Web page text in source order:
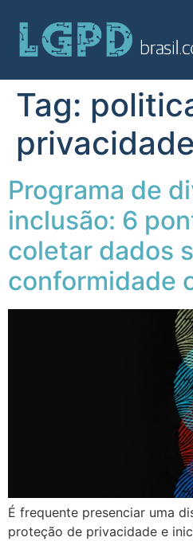
Tag:
privacidade
Programa de
inclusão: 6
coletar dados
conformidade
É frequente presenciar uma
proteção de privacidade e